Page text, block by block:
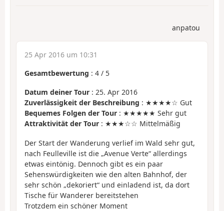
anpatou
25 Apr 2016 um 10:31
Gesamtbewertung : 4 / 5
Datum deiner Tour : 25. Apr 2016
Zuverlässigkeit der Beschreibung : ★★★★☆ Gut
Bequemes Folgen der Tour : ★★★★★ Sehr gut
Attraktivität der Tour : ★★★☆☆ Mittelmäßig
Der Start der Wanderung verlief im Wald sehr gut,
nach Feulleville ist die „Avenue Verte“ allerdings
etwas eintönig. Dennoch gibt es ein paar
Sehenswürdigkeiten wie den alten Bahnhof, der
sehr schön „dekoriert“ und einladend ist, da dort
Tische für Wanderer bereitstehen
Trotzdem ein schöner Moment